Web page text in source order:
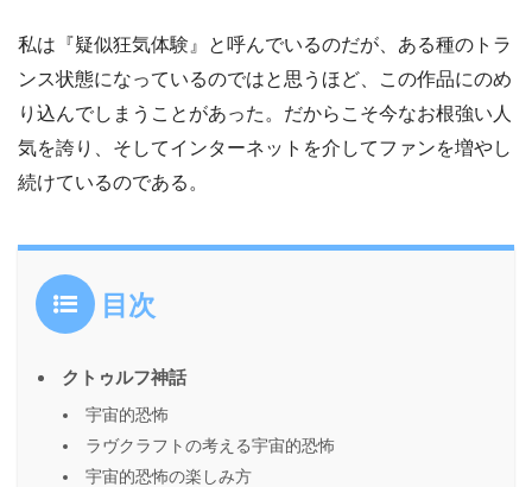
私は『疑似狂気体験』と呼んでいるのだが、ある種のトラ
ンス状態になっているのではと思うほど、この作品にのめ
り込んでしまうことがあった。だからこそ今なお根強い人
気を誇り、そしてインターネットを介してファンを増やし
続けているのである。
目次
クトゥルフ神話
宇宙的恐怖
ラヴクラフトの考える宇宙的恐怖
宇宙的恐怖の楽しみ方